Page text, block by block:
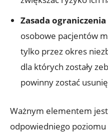
Zasada
osobowe pacjentów
tylko przez okres
dla których zostały
powinny zostać
Ważnym elementem
odpowiedniego